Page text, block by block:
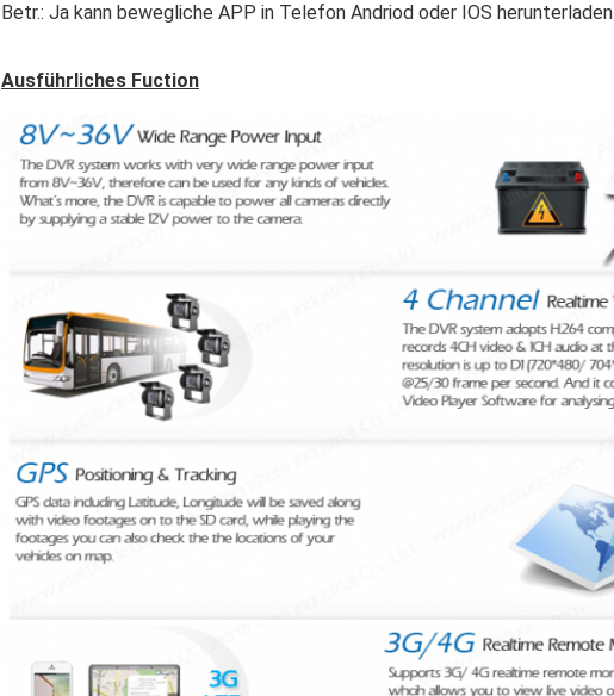
Betr.: Ja kann bewegliche APP in Telefon Andriod oder IOS herunterladen
Ausführliches Fuction